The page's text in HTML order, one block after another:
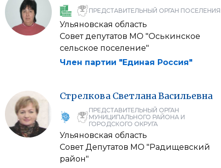
ПРЕДСТАВИТЕЛЬНЫЙ ОРГАН ПОСЕЛЕНИЯ
Ульяновская область
Совет депутатов МО "Оськинское
сельское поселение"
Член партии "Единая Россия"
Стрелкова СветланаВасильевна
ПРЕДСТАВИТЕЛЬНЫЙ ОРГАН
МУНИЦИПАЛЬНОГО РАЙОНА И
ГОРОДСКОГО ОКРУГА
Ульяновская область
Совет Депутатов МО "Радищевский
район"